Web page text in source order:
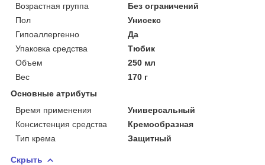
Возрастная группа
Без ограничений
Пол
Унисекс
Гипоаллергенно
Да
Упаковка средства
Тюбик
Объем
250 мл
Вес
170 г
Основные атрибуты
Время применения
Универсальный
Консистенция средства
Кремообразная
Тип крема
Защитный
Скрыть